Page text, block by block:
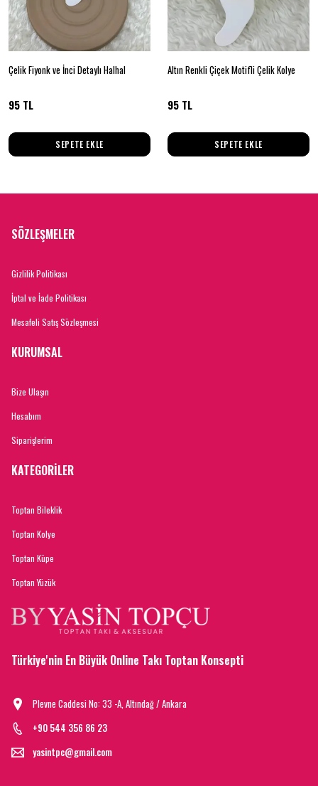
Çelik Fiyonk ve İnci Detaylı Halhal
95 TL
SEPETE EKLE
Altın Renkli Çiçek Motifli Çelik Kolye
95 TL
SEPETE EKLE
SÖZLEŞMELER
Gizlilik Politikası
İptal ve İade Politikası
Mesafeli Satış Sözleşmesi
KURUMSAL
Bize Ulaşın
Hesabım
Siparişlerim
KATEGORİLER
Toptan Bileklik
Toptan Kolye
Toptan Küpe
Toptan Yüzük
Türkiye'nin En Büyük Online Takı Toptan Konsepti
Plevne Caddesi No: 33 -A, Altındağ / Ankara
+90 544 356 86 23
yasintpc@gmail.com